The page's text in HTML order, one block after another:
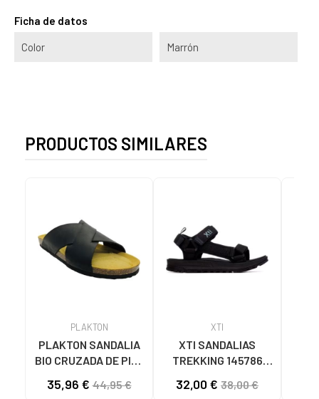
Ficha de datos
Color Marrón
PRODUCTOS SIMILARES
PLAKTON
PLAKTON SANDALIA
BIO CRUZADA DE PIEL
MARRON
35,96 €44,95 €
XTI
XTI SANDALIAS
TREKKING 145786
32,00 € 38,00 €